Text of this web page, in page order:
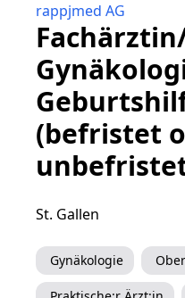
rappjmed AG
(befristet
St. Gallen
Gynäkologie